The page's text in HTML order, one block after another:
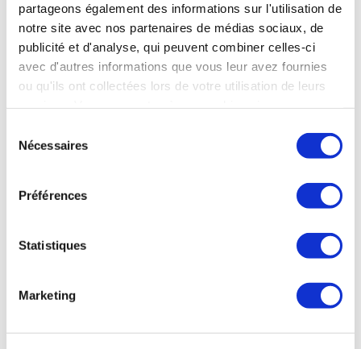
partageons également des informations sur l'utilisation de
notre site avec nos partenaires de médias sociaux, de
publicité et d'analyse, qui peuvent combiner celles-ci
avec d'autres informations que vous leur avez fournies
ou qu'ils ont collectées lors de votre utilisation de leurs
Nécessaires
Préférences
Statistiques
Marketing
MÉDIAROOM
The latest events, news and press
releases from GIFAS with a selection of
articles and
informed.